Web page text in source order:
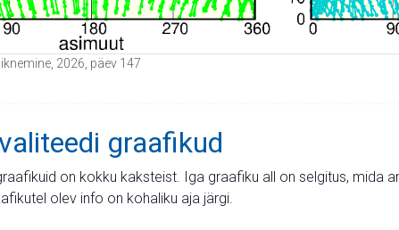
2026, päev 147
graafikud
on kokku kaksteist. Iga graafiku all on selgitus, mida
olev info on kohaliku aja järgi.